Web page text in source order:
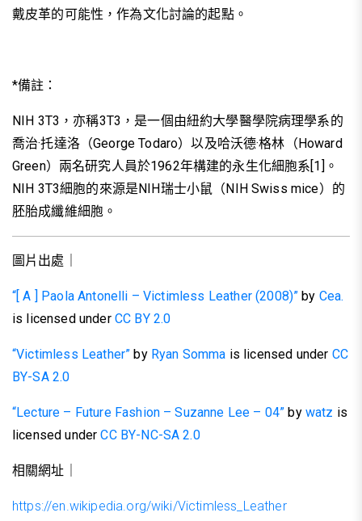
戴皮革的可能性，作為文化討論的起點。
*備註：
NIH 3T3，亦稱3T3，是一個由紐約大學醫學院病理學系的
喬治·托達洛（George Todaro）以及哈沃德·格林（Howard
Green）兩名研究人員於1962年構建的永生化細胞系[1]。
NIH 3T3細胞的來源是NIH瑞士小鼠（NIH Swiss mice）的
胚胎成纖維細胞。
圖片出處｜
“[ A ] Paola Antonelli – Victimless Leather (2008)” by Cea.
is licensed under CC BY 2.0
“Victimless Leather” by Ryan Somma is licensed under CC
BY-SA 2.0
“Lecture – Future Fashion – Suzanne Lee – 04” by watz is
licensed underCC BY-NC-SA 2.0
相關網址｜
https://en.wikipedia.org/wiki/Victimless_Leather